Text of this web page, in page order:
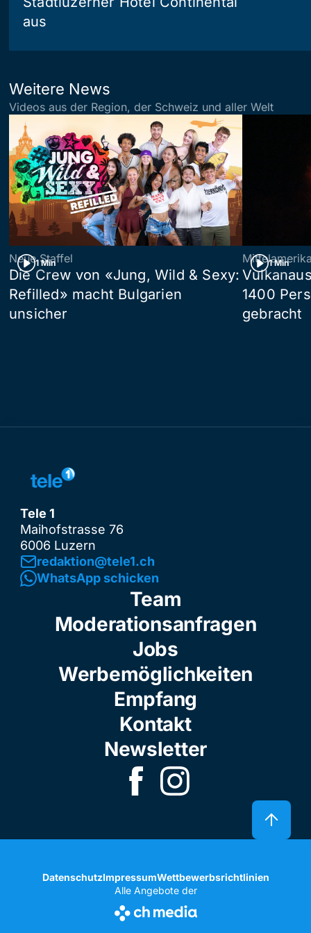
aus
Weitere News
Videos aus der Region, der Schweiz und aller Welt
1 Min
Neue Staffel
Die Crew von «Jung, Wild & Sexy:
Refilled» macht Bulgarien
unsicher
1 Min
1400
gebracht
Tele 1
Maihofstrasse 76
6006 Luzern
redaktion@tele1.ch
WhatsApp schicken
Team
Moderationsanfragen
Jobs
Werbemöglichkeiten
Empfang
Kontakt
Newsletter
DatenschutzImpressumWettbewerbsrichtlinien
Alle Angebote der